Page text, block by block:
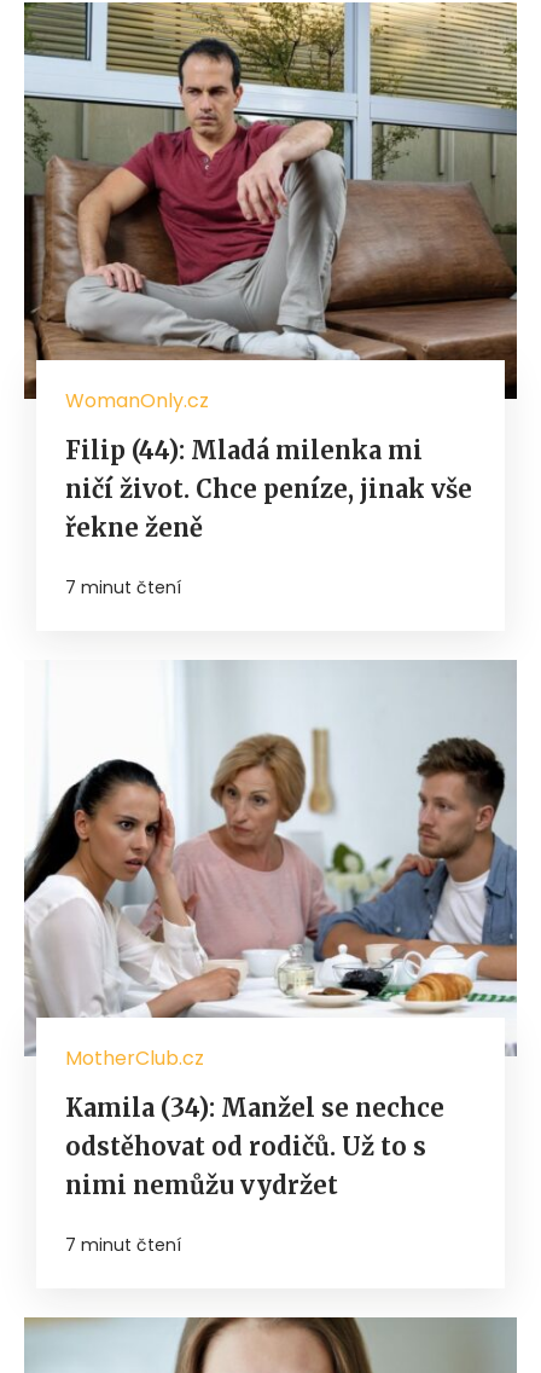
WomanOnly.cz
Filip (44): Mladá milenka mi
ničí život. Chce peníze, jinak vše
řekne ženě
7 minut čtení
MotherClub.cz
Kamila (34): Manžel se nechce
odstěhovat od rodičů. Už to s
nimi nemůžu vydržet
7 minut čtení